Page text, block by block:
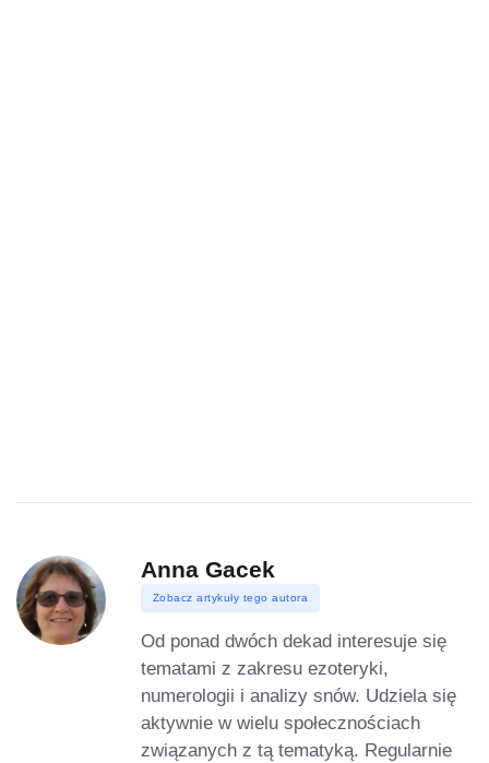
Anna Gacek
Zobacz artykuły tego autora
Od ponad dwóch dekad interesuje się
tematami z zakresu ezoteryki,
numerologii i analizy snów. Udziela się
aktywnie w wielu społecznościach
związanych z tą tematyką. Regularnie